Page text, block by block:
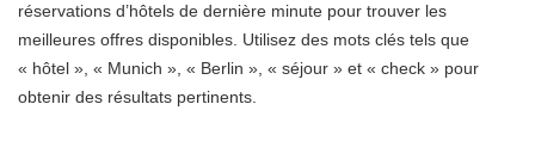
réservations d’hôtels de dernière minute pour trouver les
meilleures offres disponibles. Utilisez des mots clés tels que
« hôtel », « Munich », « Berlin », « séjour » et « check » pour
obtenir des résultats pertinents.